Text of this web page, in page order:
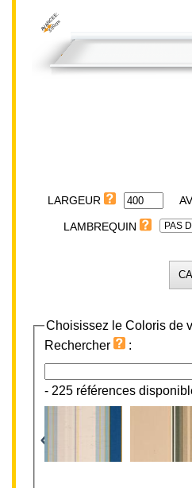
AVANCEE:
300cm
LARGEUR
LAMBREQUIN PAS
Choisissez le Coloris de
Rechercher
:
- 225 références
‹